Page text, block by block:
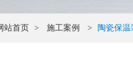
站首页 > 施工案例 > 陶瓷保温